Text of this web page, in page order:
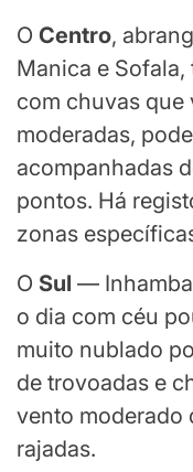
O Centro,
Manica e Sofala,
com chuvas que
moderadas,
acompanhadas
pontos. Há
zonas
O Sul —
o dia com céu
muito nublado
de trovoadas e
vento moderado
rajadas.